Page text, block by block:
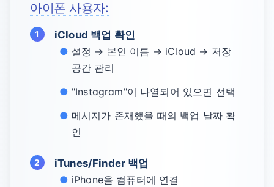
아이폰 사용자:
iCloud 백업 확인
설정 → 본인 이름 → iCloud → 저장
공간 관리
"Instagram"이 나열되어 있으면 선택
메시지가 존재했을 때의 백업 날짜 확
인
iTunes/Finder 백업
iPhone을 컴퓨터에 연결